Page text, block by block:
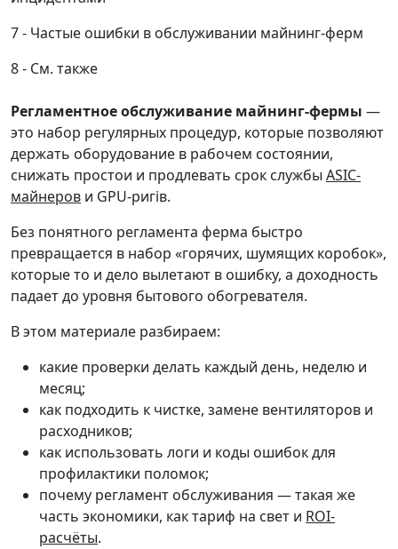
Частые ошибки в обслуживании майнинг-ферм
См. также
Регламентное обслуживание майнинг-фермы —
это набор регулярных процедур, которые позволяют
держать оборудование в рабочем состоянии,
снижать простои и продлевать срок службы ASIC-
майнеров и GPU-ригів.
Без понятного регламента ферма быстро
превращается в набор «горячих, шумящих коробок»,
которые то и дело вылетают в ошибку, а доходность
падает до уровня бытового обогревателя.
В этом материале разбираем:
какие проверки делать каждый день, неделю и
месяц;
как подходить к чистке, замене вентиляторов и
расходников;
как использовать логи и коды ошибок для
профилактики поломок;
почему регламент обслуживания — такая же
часть экономики, как тариф на свет и ROI-
расчёты.